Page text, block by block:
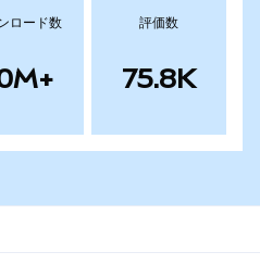
ロード数 評価数
75.8K